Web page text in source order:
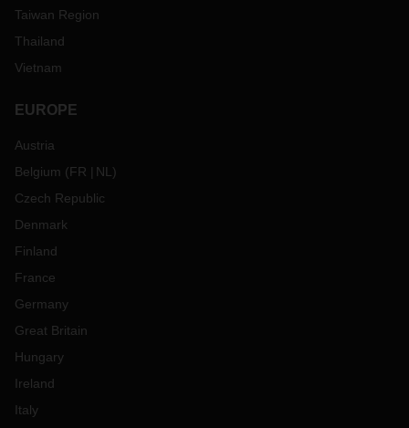
Taiwan Region
Thailand
Vietnam
EUROPE
Austria
Belgium (FR NL )
Czech Republic
Denmark
Finland
France
Germany
Great Britain
Hungary
Ireland
Italy